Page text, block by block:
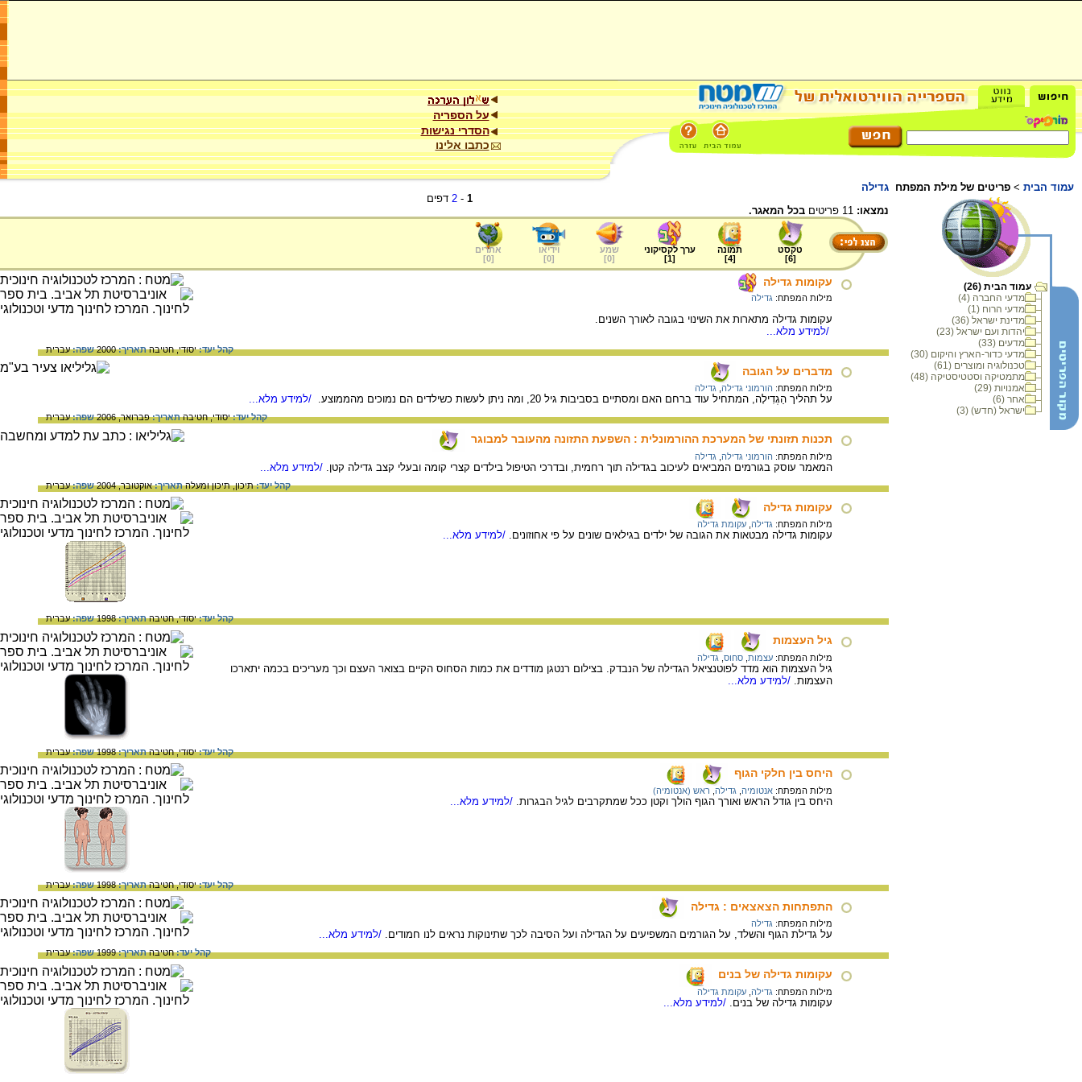
על הספריה
הסדרי נגישות
כתבו אלינו
עמוד הבית > פריטים של מילת המפתח גדילה
עמוד הבית (26)
מדעי החברה (4)
מדעי הרוח (1)
מדינת ישראל (36)
יהדות ועם ישראל (23)
מדעים (33)
מדעי כדור-הארץ והיקום (30)
טכנולוגיה ומוצרים (61)
מתמטיקה וסטטיסטיקה (48)
אמנויות (29)
אחר (6)
ישראל (חדש) (3)
1
-
2 דפים
נמצאו:
בכל המאגר.
טקסט
[
6
]
תמונה
[
4
]
ערך לקסיקוני
[
1
]
שמע
[
0
]
וידיאו
[
0
]
אתרים
[
0
]
עקומות גדילה
מילות המפתח: גדילה
עקומות גדילה מתארות את השינוי בגובה לאורך השנים.
/למידע מלא...
קהל יעד:יסודי,חטיבהתאריך:2000 שפה:עברית
מדברים על הגובה
מילות המפתח: הורמוני גדילה גדילה
על תהליך הַגְדִילָה, המתחיל עוד ברחם האם ומסתיים בסביבות גיל 20, ומה ניתן לעשות כשילדים הם נמוכים מהממוצע. /למידע מלא...
קהל יעד:יסודי,חטיבהתאריך:פברואר, 2006 שפה:עברית
תכנות תזונתי של המערכת ההורמונלית : השפעת התזונה מהעובר למבוגר
מילות המפתח: הורמוני גדילה גדילה
המאמר עוסק בגורמים המביאים לעיכוב בגדילה תוך רחמית, ובדרכי הטיפול בילדים קצרי קומה ובעלי קצב גדילה קטן. /למידע מלא...
קהל יעד:תיכון,תיכון ומעלהתאריך:אוקטובר, 2004 שפה:עברית
עקומות גדילה
מילות המפתח: גדילה עקומת גדילה
עקומות גדילה מבטאות את הגובה של ילדים בגילאים שונים על פי אחוזונים. /למידע מלא...
קהל יעד:יסודי,חטיבהתאריך:1998 שפה:עברית
גיל העצמות
מילות המפתח: עצמות סחוס גדילה
גיל העצמות הוא מדד לפוטנציאל הגדילה של הנבדק. בצילום רנטגן מודדים את כמות הסחוס הקיים בצואר העצם וכך מעריכים בכמה יתארכו
העצמות. /למידע מלא...
קהל יעד:יסודי,חטיבהתאריך:1998 שפה:עברית
היחס בין חלקי הגוף
מילות המפתח: אנטומיה גדילה ראש (אנטומיה)
היחס בין גודל הראש ואורך הגוף הולך וקטן ככל שמתקרבים לגיל הבגרות. /למידע מלא...
קהל יעד:יסודי,חטיבהתאריך:1998 שפה:עברית
התפתחות הצאצאים : גדילה
מילות המפתח: גדילה
על גדילת הגוף והשלד, על הגורמים המשפיעים על הגדילה ועל הסיבה לכך שתינוקות נראים לנו חמודים. /למידע מלא...
קהל יעד:חטיבהתאריך:1999 שפה:עברית
עקומות גדילה של בנים
מילות המפתח: גדילה עקומת גדילה
עקומות גדילה של בנים. /למידע מלא...